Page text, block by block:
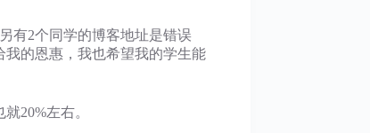
有2个同学的博客地址是错误
的恩惠，我也希望我的学生能
20%左右。